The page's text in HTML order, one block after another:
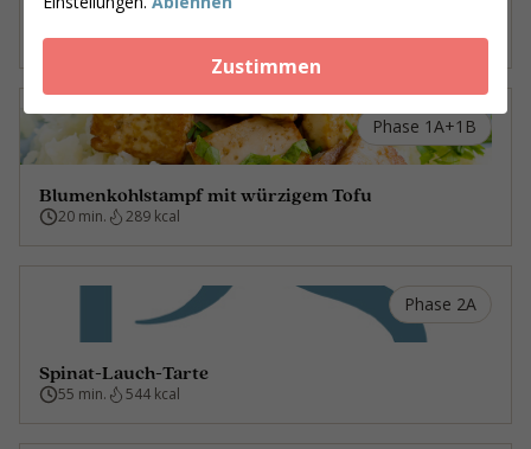
Zustimmen
Pekannüssen
5 min. 401 kcal
Phase 1A+1B
Blumenkohlstampf mit würzigem Tofu
20 min. 289 kcal
Phase 2A
Spinat-Lauch-Tarte
55 min. 544 kcal